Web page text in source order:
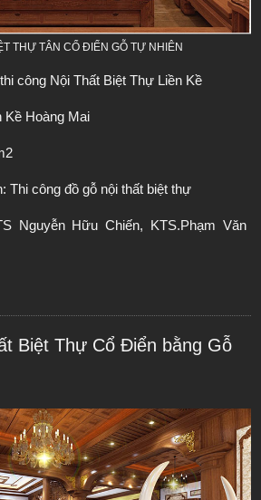
THỰ TÂN CỔ ĐIỂN GỖ TỰ NHIÊN
công Nội Thất Biệt Thự Liền Kề
Kề Hoàng Mai
Thi công đồ gỗ nội thất biệt thự
Nguyễn Hữu Chiến, KTS.Phạm Văn
Biệt Thự Cổ Điển bằng Gỗ